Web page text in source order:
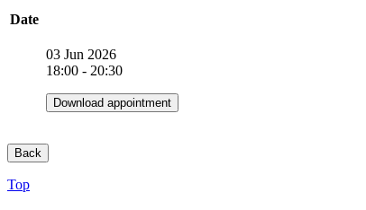
Date
03 Jun 2026
18:00 - 20:30
Download appointment
Back
Top